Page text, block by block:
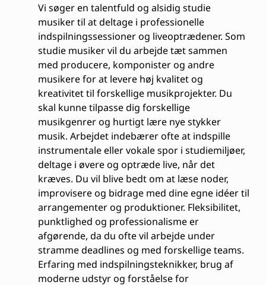
Vi søger en talentfuld og alsidig studie
musiker til at deltage i professionelle
indspilningssessioner og liveoptrædener. Som
studie musiker vil du arbejde tæt sammen
med producere, komponister og andre
musikere for at levere høj kvalitet og
kreativitet til forskellige musikprojekter. Du
skal kunne tilpasse dig forskellige
musikgenrer og hurtigt lære nye stykker
musik. Arbejdet indebærer ofte at indspille
instrumentale eller vokale spor i studiemiljøer,
deltage i øvere og optræde live, når det
kræves. Du vil blive bedt om at læse noder,
improvisere og bidrage med dine egne idéer til
arrangementer og produktioner. Fleksibilitet,
punktlighed og professionalisme er
afgørende, da du ofte vil arbejde under
stramme deadlines og med forskellige teams.
Erfaring med indspilningsteknikker, brug af
moderne udstyr og forståelse for